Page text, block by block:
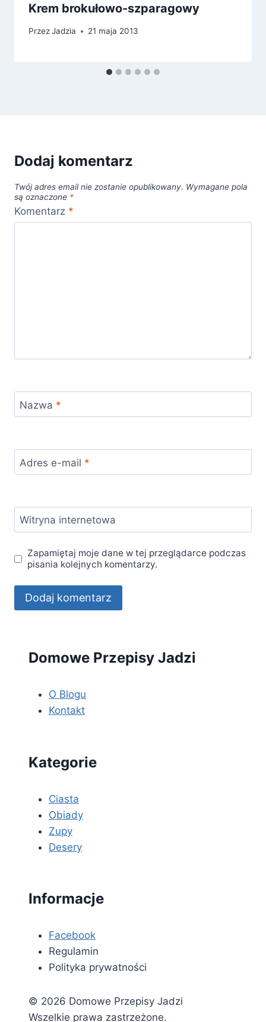
Krem brokułowo-szparagowy
PrzezJadzia 21 maja 2013
Dodaj komentarz
Twój adres email nie zostanie opublikowany. Wymagane pola
są oznaczone *
Komentarz *
Nazwa *
Adres e-mail *
Witryna internetowa
Zapamiętaj moje dane w tej przeglądarce podczas
pisania kolejnych komentarzy.
Domowe Przepisy Jadzi
O Blogu
Kontakt
Kategorie
Ciasta
Obiady
Zupy
Desery
Informacje
Facebook
Regulamin
Polityka prywatności
© 2026 Domowe Przepisy Jadzi
Wszelkie prawa zastrzeżone.